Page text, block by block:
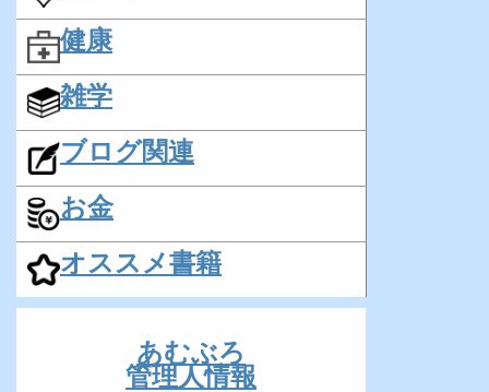
健康
雑学
ブログ関連
お金
オススメ書籍
あむぶろ
管理人情報